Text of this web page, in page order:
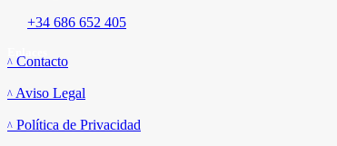
+34 686 652 405
Contacto
Aviso Legal
Política de Privacidad